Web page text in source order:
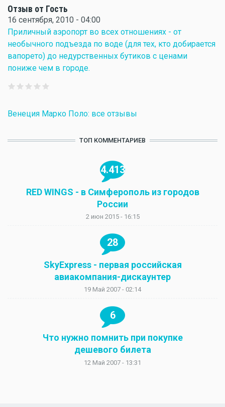
Отзыв от Гость
16 сентября, 2010 - 04:00
Приличный аэропорт во всех отношениях - от
необычного подъезда по воде (для тех, кто добирается
вапорето) до недурственных бутиков с ценами
пониже чем в городе.
Венеция Марко Поло: все отзывы
ТОП КОММЕНТАРИЕВ
4.413
RED WINGS - в Симферополь из городов
России
2 июн 2015 - 16:15
28
SkyExpress - первая российская
авиакомпания-дискаунтер
19 Май 2007 - 02:14
6
Что нужно помнить при покупке
дешевого билета
12 Май 2007 - 13:31